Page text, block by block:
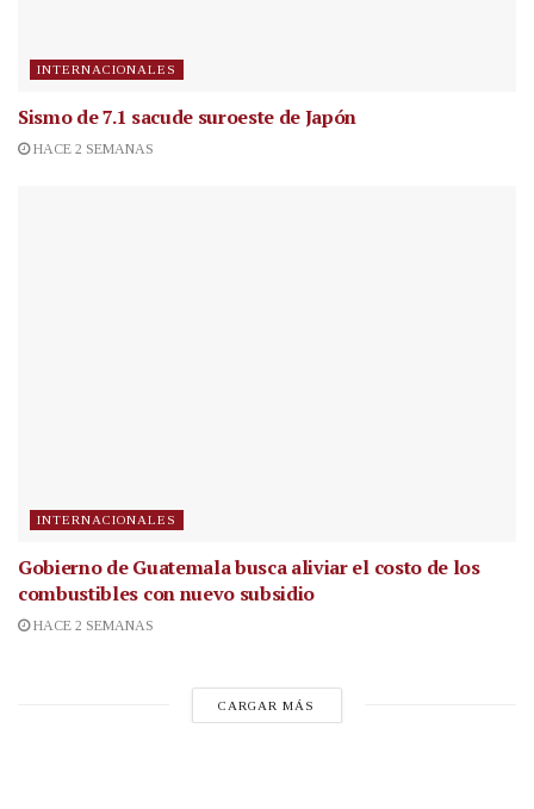
INTERNACIONALES
Sismo de 7.1 sacude suroeste de Japón
HACE 2 SEMANAS
INTERNACIONALES
Gobierno de Guatemala busca aliviar el costo de los
combustibles con nuevo subsidio
HACE 2 SEMANAS
CARGAR MÁS